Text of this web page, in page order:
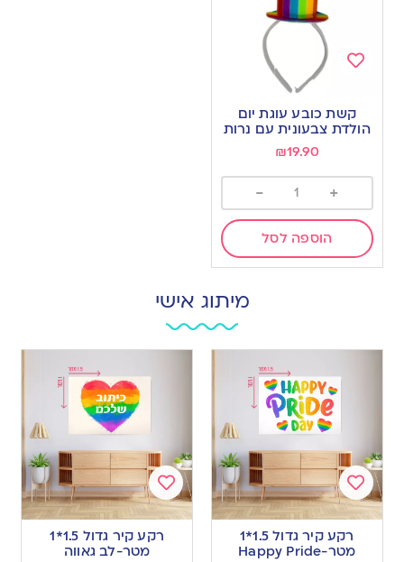
wishlist
קשת כובע עוגת יום
הולדת צבעונית עם נרות
₪19.90
+
-
הוספה לסל
מיתוג אישי
Add
wishlist
רקע קיר גדול 1.5*1
מטר-Happy Pride
Add
wishlist
רקע קיר גדול 1.5*1
מטר-לב גאווה